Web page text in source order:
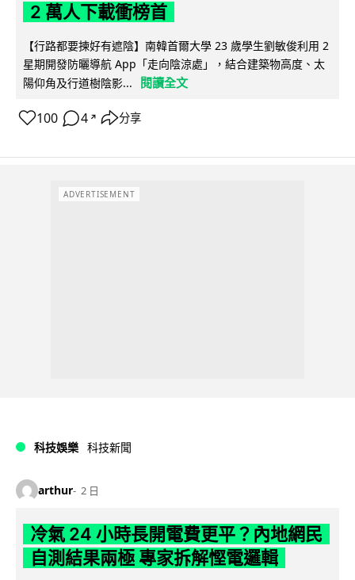
2 萬人下載衝榜首
【行路都要揀好有遮陰】南韓首爾大學 23 歲學生劉敏俊利用 2
星期開發防曬導航 App「走向陰涼處」，結合建築物高度、太
陽仰角及行道樹陰影...
閱讀全文
100 4 ↗ 分享
ADVERTISEMENT
科技娛樂 科技新聞
arthur 2 日
冷氣 24 小時長開電費更平？內地網民
自測結果兩極 專家拆解慳電邏輯